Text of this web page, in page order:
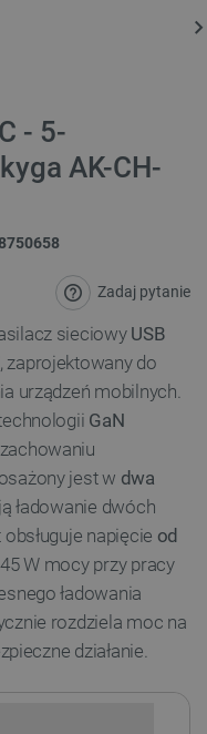
- 5-
AK-CH-
Zadaj pytanie
sieciowy USB
, zaprojektowany do
urządzeń mobilnych.
GaN
jest w dwa
ładowanie dwóch
napięcie od
W mocy przy pracy
ładowania
rozdziela moc na
działanie.